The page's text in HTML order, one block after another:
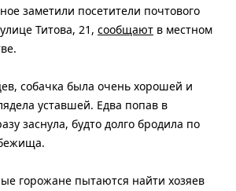
заметили посетители почтового
Титова, 21, сообщают в местном
собачка была очень хорошей и
уставшей. Едва попав в
заснула, будто долго бродила по
горожане пытаются найти хозяев